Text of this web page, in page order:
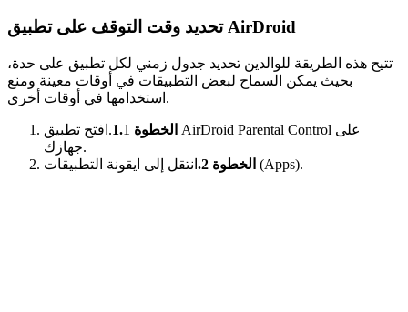
تحديد وقت التوقف على تطبيق AirDroid
تتيح هذه الطريقة للوالدين تحديد جدول زمني لكل تطبيق على حدة،
بحيث يمكن السماح لبعض التطبيقات في أوقات معينة ومنع
استخدامها في أوقات أخرى.
الخطوة 1.
1.افتح تطبيق AirDroid Parental Control على
جهازك.
الخطوة 2. انتقل إلى ايقونة التطبيقات (Apps).